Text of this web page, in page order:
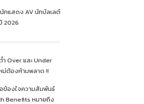
นักแสดง AV นักบัลเลต์
2026
Over และ Under
ม่ต้องห้ามพลาด !!
อข้องใจความสัมพันธ์
Benefits หมายถึง